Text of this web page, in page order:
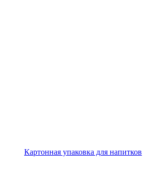
Картонная упаковка для напитков